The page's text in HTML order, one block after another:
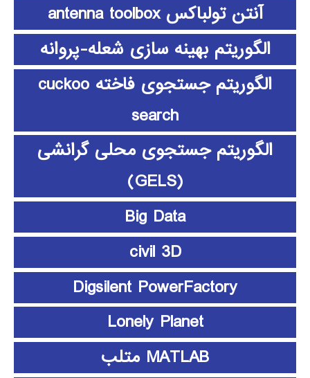
آنتن تولباکس antenna toolbox
الگوریتم بهینه سازی شعله-پروانه
الگوریتم جستجوی فاخته cuckoo
search
الگوریتم جستجوی محلی گرانشی
(GELS)
Big Data
civil 3D
Digsilent PowerFactory
Lonely Planet
MATLAB متلب